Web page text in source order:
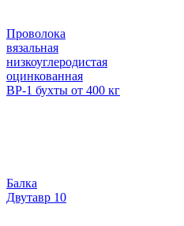
Проволока
вязальная
низкоуглеродистая
оцинкованная
ВР-1 бухты от 400 кг
Балка
Двутавр 10